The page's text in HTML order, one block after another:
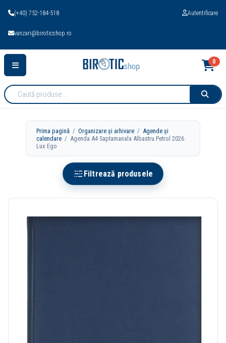
(+40) 752-184-518
vanzari@biroticshop.ro
Autentificare
Cauta
produse:
0
Prima pagină /Organizare și arhivare /Agende și
calendare / Agenda A4 Saptamanala Albastru Petrol 2026
Lux Ego
Filtrează produsele